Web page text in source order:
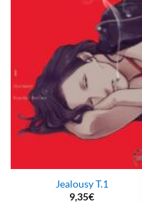
Ajouter
à la
wishlist
Jealousy T.1
9,35€